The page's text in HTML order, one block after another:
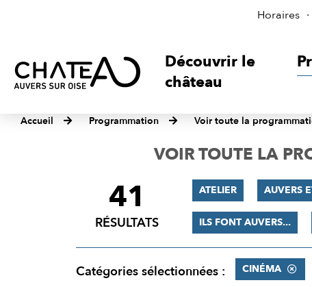
Horaires
Découvrir le
château
Accueil Programmation Voir toute la
VOIR TOUTE LA
FILTRER
RÉSULTATS
41
RÉSULTATS
ATELIER AUVERS
ILS FONT AUVERS...
Catégories sélectionnées : CINÉMA